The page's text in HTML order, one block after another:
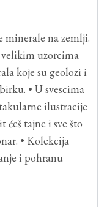
minerale na zemlji.
uzorcima
koje su geolozi i
• U svescima
ilustracije
ćeš tajne i sve što
• Kolekcija
i pohranu